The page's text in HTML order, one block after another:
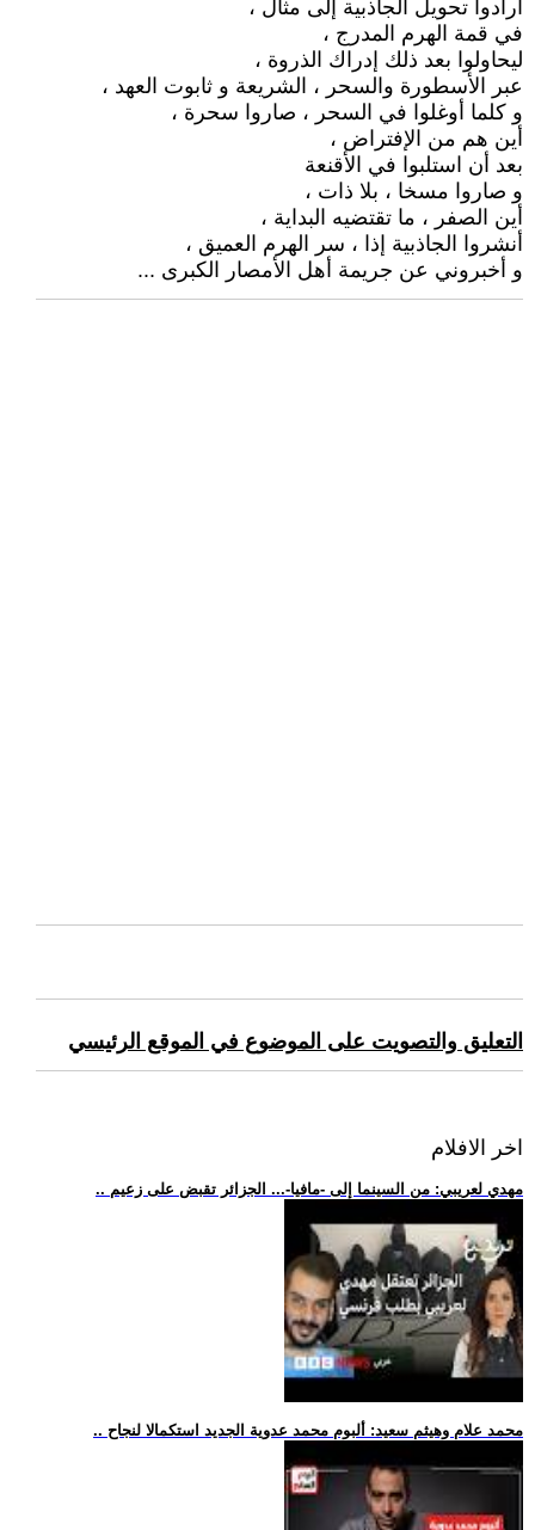
أرادوا تحويل الجاذبية إلى مثال ،
في قمة الهرم المدرج ،
ليحاولوا بعد ذلك إدراك الذروة ،
عبر الأسطورة والسحر ، الشريعة و ثابوت العهد ،
و كلما أوغلوا في السحر ، صاروا سحرة ،
أين هم من الإفتراض ،
بعد أن استلبوا في الأقنعة
و صاروا مسخا ، بلا ذات ،
أين الصفر ، ما تقتضيه البداية ،
أنشروا الجاذبية إذا ، سر الهرم العميق ،
و أخبروني عن جريمة أهل الأمصار الكبرى ...
التعليق والتصويت على الموضوع في الموقع الرئيسي
اخر الافلام
.. مهدي لعريبي: من السينما إلى -مافيا-... الجزائر تقبض على زعيم
.. محمد علام وهيثم سعيد: ألبوم محمد عدوية الجديد استكمالا لنجاح